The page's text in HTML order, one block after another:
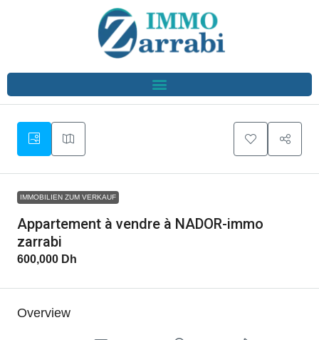
IMMOBILIEN ZUM VERKAUF
Appartement à vendre à NADOR-immo
zarrabi
600,000 Dh
Overview